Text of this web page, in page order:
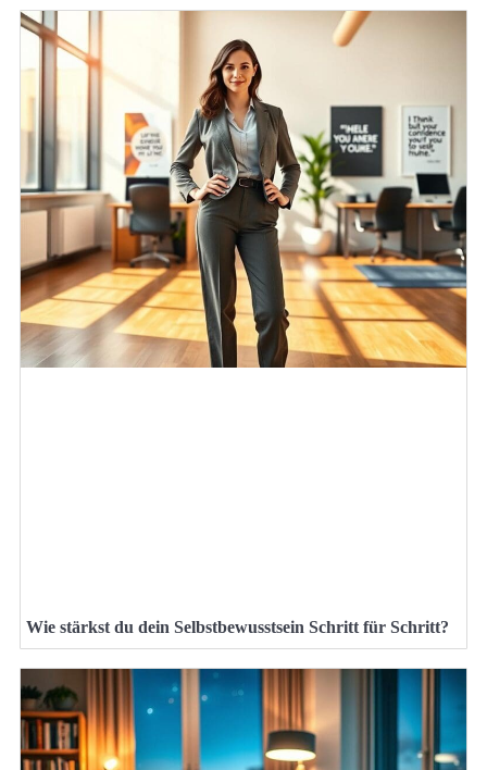
Wie stärkst du dein Selbstbewusstsein Schritt für Schritt?